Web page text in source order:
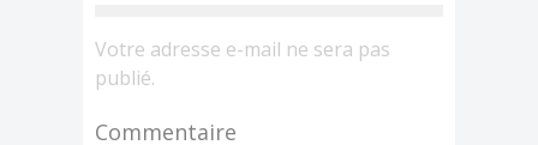
Votre adresse e-mail ne sera pas
publié.
Commentaire